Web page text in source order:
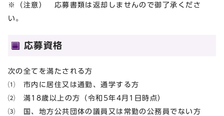
※（注意） 応募書類は返却しませんので御了承くださ
い。
応募資格
次の全てを満たされる方
⑴ 市内に居住又は通勤、通学する方
⑵ 満18歳以上の方（令和5年4月1日時点）
⑶ 国、地方公共団体の議員又は常勤の公務員でない方